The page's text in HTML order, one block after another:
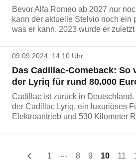
Bevor Alfa Romeo ab 2027 nur
kann der aktuelle Stelvio noch ein
was er kann. 2023 wurde er
09.09.2024, 14:10 Uhr
Das Cadillac-Comeback: So
der Lyriq für rund 80.000
Cadillac ist zurück in
der Cadillac Lyriq, ein luxuriöses
Elektroantrieb und 530 Kilometer
1 … 8 9 10 11